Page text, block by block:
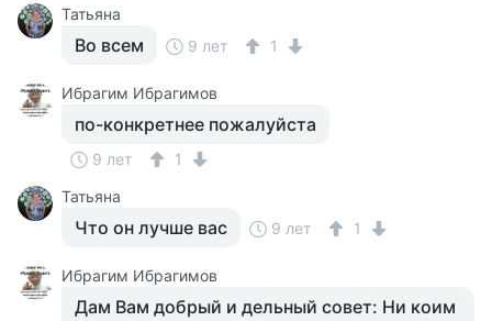
Татьяна
Во всем 9 лет 1
Ибрагим Ибрагимов
по-конкретнее пожалуйста
9 лет
1
Татьяна
Что он лучше вас 9 лет 1
Ибрагим Ибрагимов
Дам Вам добрый и дельный совет: Ни коим